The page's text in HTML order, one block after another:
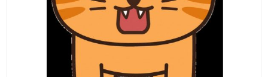
Special
Price
9,00 €